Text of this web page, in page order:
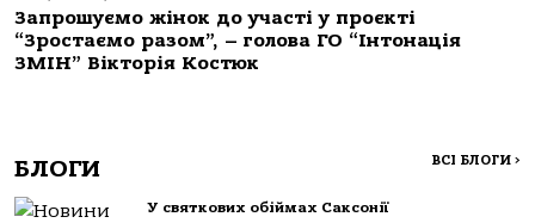
Запрошуємо жінок до участі у проєкті
“Зростаємо разом”, – голова ГО “Інтонація
ЗМІН” Вікторія Костюк
БЛОГИ ВСІ БЛОГИ >
У святкових обіймах Саксонії